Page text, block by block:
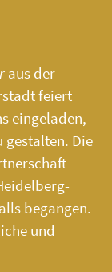
aus der
feiert
eingeladen,
gestalten. Die
begangen.
und